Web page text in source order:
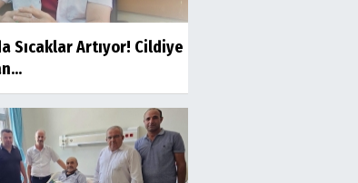
Sıcaklar Artıyor! Cildiye